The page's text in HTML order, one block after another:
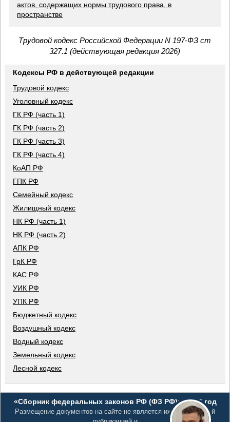
актов, содержащих нормы трудового права, в
пространстве
Трудовой кодекс Российской Федерации N 197-ФЗ ст
327.1 (действующая редакция 2026)
Кодексы РФ в действующей редакции
Трудовой кодекс
Уголовный кодекс
ГК РФ (часть 1)
ГК РФ (часть 2)
ГК РФ (часть 3)
ГК РФ (часть 4)
КоАП РФ
ГПК РФ
Семейный кодекс
Жилищный кодекс
НК РФ (часть 1)
НК РФ (часть 2)
АПК РФ
ГрК РФ
КАС РФ
УИК РФ
УПК РФ
Бюджетный кодекс
Воздушный кодекс
Водный кодекс
Земельный кодекс
Лесной кодекс
«Сборник федеральных законов РФ (ФЗ РФ)», 2026 год
Размещение документов на сайте не является их официальной